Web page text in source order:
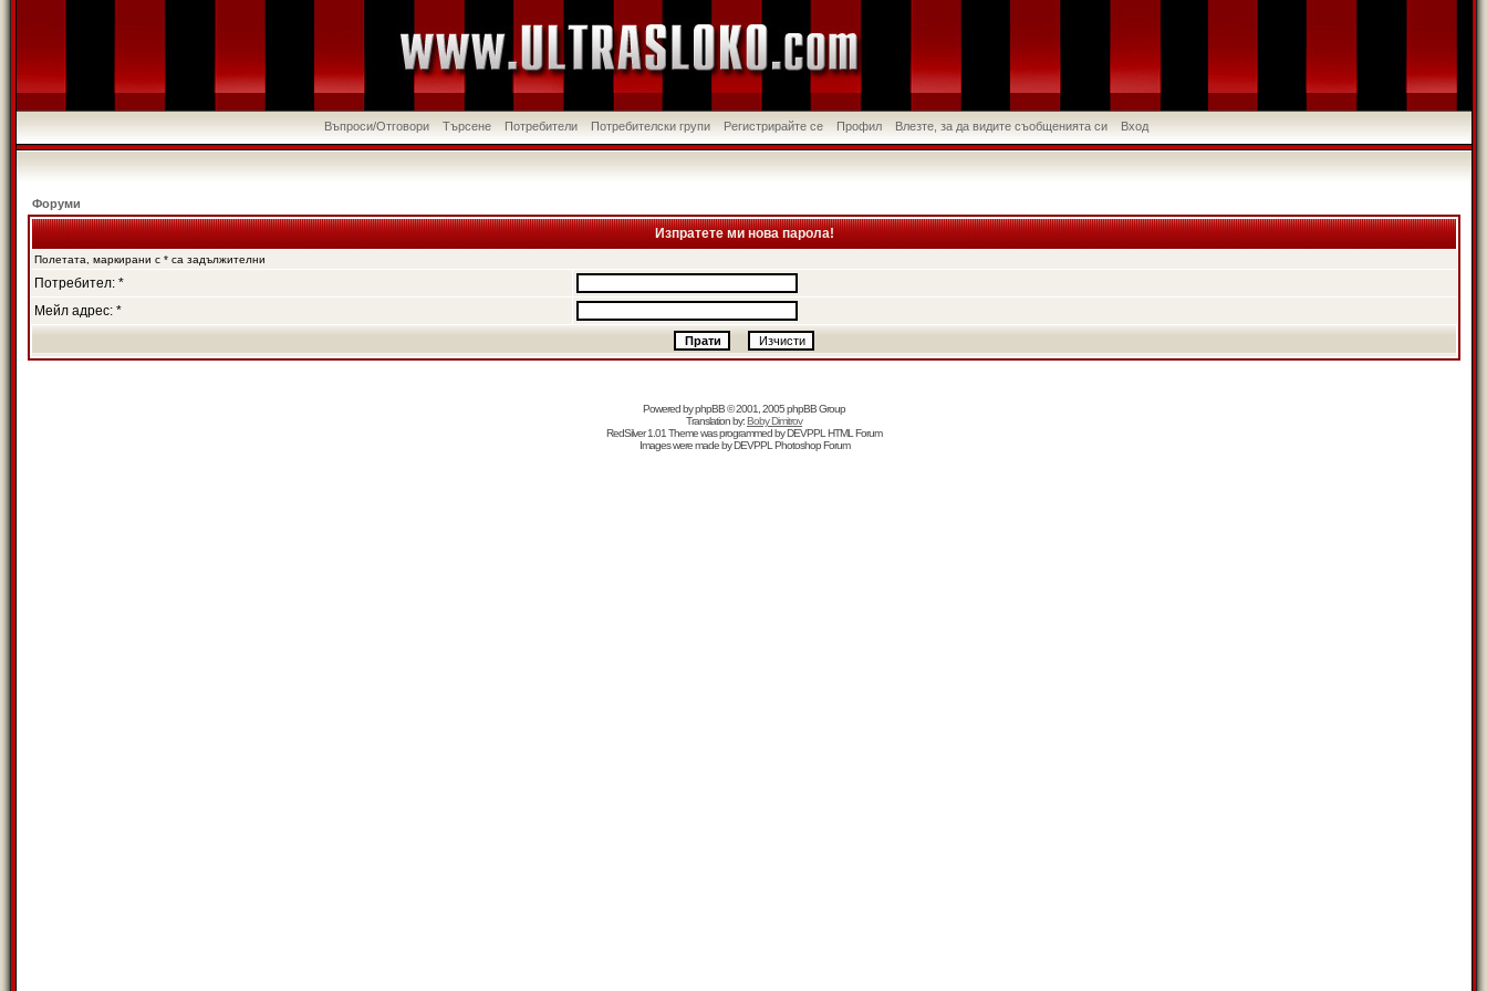
Въпроси/Отговори Търсене Потребители Потребителски групи Регистрирайте се Профил Влезте, за да видите съобщенията си Вход
Форуми
Изпратете ми нова парола!
Полетата, маркирани с * са задължителни
Потребител: *
Мейл адрес: *
Powered byphpBB© 2001, 2005 phpBB Group
Translation by:Boby Dimitrov
RedSilver 1.01 Theme was programmed byDEVPPL HTML Forum
Images were made byDEVPPL Photoshop Forum